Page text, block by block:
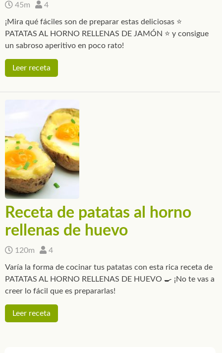
45m 4
¡Mira qué fáciles son de preparar estas deliciosas ⭐
PATATAS AL HORNO RELLENAS DE JAMÓN ⭐ y consigue
un sabroso aperitivo en poco rato!
Leer receta
Receta de patatas al horno
rellenas de huevo
120m 4
Varía la forma de cocinar tus patatas con esta rica receta de
PATATAS AL HORNO RELLENAS DE HUEVO 🍳 ¡No te vas a
creer lo fácil que es prepararlas!
Leer receta